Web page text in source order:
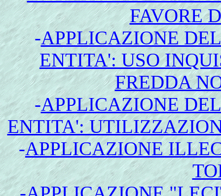
FAVORE
-APPLICAZIONE
ENTITA': USO
FREDDA
-APPLICAZIONE
ENTITA':
-APPLICAZIONE